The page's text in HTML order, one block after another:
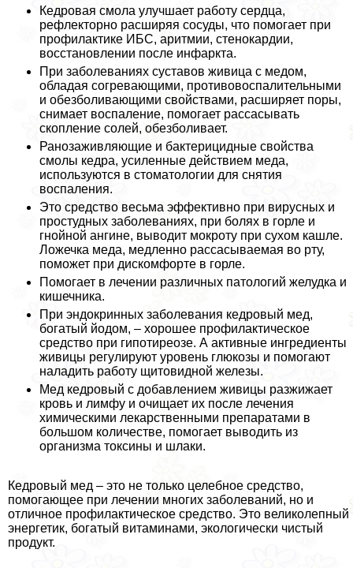
Кедровая смола улучшает работу сердца,
рефлекторно расширяя сосуды, что помогает при
профилактике ИБС, аритмии, стенокардии,
восстановлении после инфаркта.
При заболеваниях суставов живица с медом,
обладая согревающими, противовоспалительными
и обезболивающими свойствами, расширяет поры,
снимает воспаление, помогает рассасывать
скопление солей, обезболивает.
Ранозаживляющие и бактерицидные свойства
смолы кедра, усиленные действием меда,
используются в стоматологии для снятия
воспаления.
Это средство весьма эффективно при вирусных и
простудных заболеваниях, при болях в горле и
гнойной ангине, выводит мокроту при сухом кашле.
Ложечка меда, медленно рассасываемая во рту,
поможет при дискомфорте в горле.
Помогает в лечении различных патологий желудка и
кишечника.
При эндокринных заболевания кедровый мед,
богатый йодом, – хорошее профилактическое
средство при гипотиреозе. А активные ингредиенты
живицы регулируют уровень глюкозы и помогают
наладить работу щитовидной железы.
Мед кедровый с добавлением живицы разжижает
кровь и лимфу и очищает их после лечения
химическими лекарственными препаратами в
большом количестве, помогает выводить из
организма токсины и шлаки.
Кедровый мед – это не только целебное средство,
помогающее при лечении многих заболеваний, но и
отличное профилактическое средство. Это великолепный
энергетик, богатый витаминами, экологически чистый
продукт.